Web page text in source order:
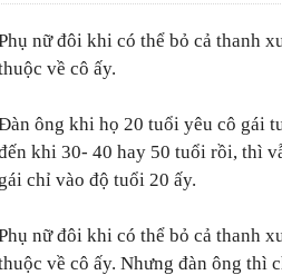
nữ đôi khi có thể bỏ cả thanh
về cô ấy.
ông khi họ 20 tuổi yêu cô gái
khi 30- 40 hay 50 tuổi rồi, thì
gái chỉ vào độ tuổi 20 ấy.
nữ đôi khi có thể bỏ cả thanh
về cô ấy. Nhưng đàn ông thì